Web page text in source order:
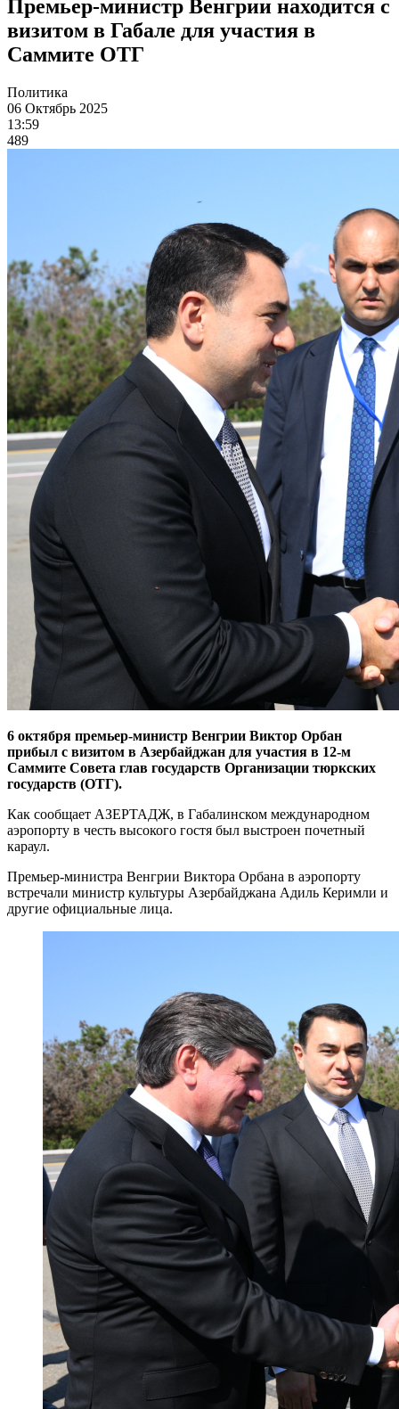
Премьер-министр Венгрии находится с
визитом в Габале для участия в
Саммите ОТГ
Политика
06 Октябрь 2025
13:59
489
6 октября премьер-министр Венгрии Виктор Орбан
прибыл с визитом в Азербайджан для участия в 12-м
Саммите Совета глав государств Организации тюркских
государств (ОТГ).
Как сообщает АЗЕРТАДЖ, в Габалинском международном
аэропорту в честь высокого гостя был выстроен почетный
караул.
Премьер-министра Венгрии Виктора Орбана в аэропорту
встречали министр культуры Азербайджана Адиль Керимли и
другие официальные лица.